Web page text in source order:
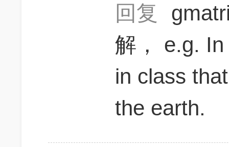
回复
解， e.g.
in class
the earth.